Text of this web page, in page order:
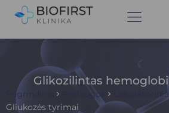
Glikozilintas
Pagrindinis Paslaugos
Gliukozės tyrimai